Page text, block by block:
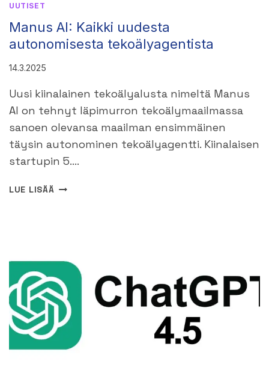
UUTISET
Manus AI: Kaikki uudesta
autonomisesta tekoälyagentista
14.3.2025
Uusi kiinalainen tekoälyalusta nimeltä Manus
AI on tehnyt läpimurron tekoälymaailmassa
sanoen olevansa maailman ensimmäinen
täysin autonominen tekoälyagentti. Kiinalaisen
startupin 5….
LUE LISÄÄ MANUS